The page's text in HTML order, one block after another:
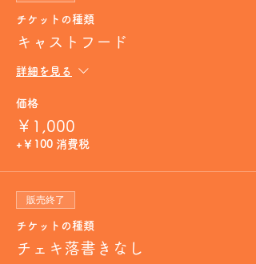
チケットの種類
キャストフード
詳細を見る
価格
￥1,000
+￥100 消費税
販売終了
チケットの種類
チェキ落書きなし